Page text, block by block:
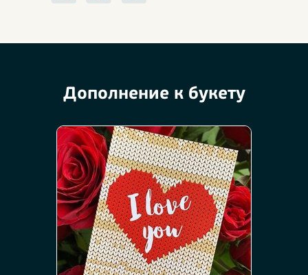
Дополнение к букету